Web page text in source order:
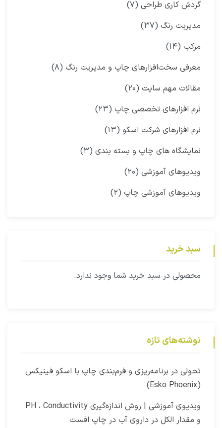
گردش کاری طراحی (۷)
مدیریت رنگ (۳۷)
مرکب (۱۴)
معرفی سخت‌افزارهای چاپ و مدیریت رنگ (۸)
مقالات مهم سایت (۲۰)
نرم افزارهای تخصصی چاپ (۲۳)
نرم افزارهای شرکت اسکو (۱۳)
نمایشگاه‌ های چاپ و بسته بندی (۳)
ویدیوهای آموزشی (۲۰)
ویدیوهای آموزشی چاپ (۲)
سبد خرید
محصولی در سبد خرید شما وجود ندارد.
نوشته‌های تازه
‫تحولی در برنامه‌ریزی و فرم‌بندی چاپ با اسکو فینیکس
(Esko Phoenix)
ویدیوی آموزشی | روش اندازه‌گیری PH ، Conductivity
و مقدار الکل در داروی آب در چاپ افست​